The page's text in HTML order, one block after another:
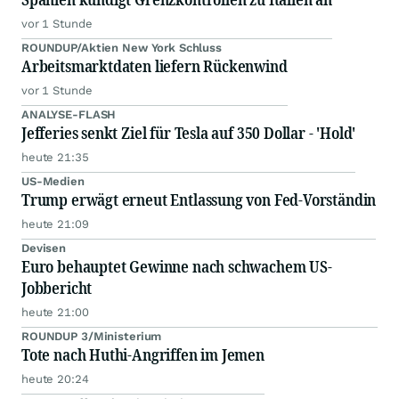
vor 1 Stunde
ROUNDUP/Aktien New York Schluss
Arbeitsmarktdaten liefern Rückenwind
vor 1 Stunde
ANALYSE-FLASH
Jefferies senkt Ziel für Tesla auf 350 Dollar - 'Hold'
heute 21:35
US-Medien
Trump erwägt erneut Entlassung von Fed-Vorständin
heute 21:09
Devisen
Euro behauptet Gewinne nach schwachem US-
Jobbericht
heute 21:00
ROUNDUP 3/Ministerium
Tote nach Huthi-Angriffen im Jemen
heute 20:24